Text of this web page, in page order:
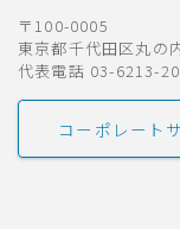
〒100-0005
東京都千代田区丸の
代表電話 03-6213-
コーポレート